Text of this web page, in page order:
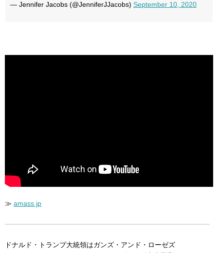
— Jennifer Jacobs (@JenniferJJacobs) September 10, 2020
≫ amass.jp
ドナルド・トランプ大統領はガンズ・アンド・ローゼズ